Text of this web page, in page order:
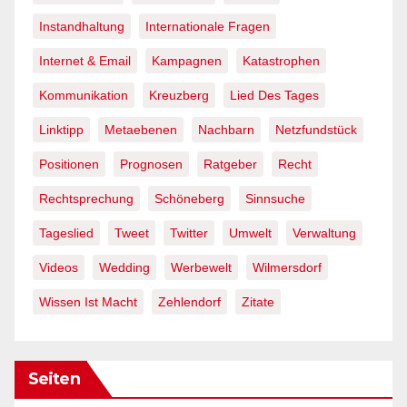
Instandhaltung Internationale Fragen
Internet & Email Kampagnen Katastrophen
Kommunikation Kreuzberg Lied Des Tages
Linktipp Metaebenen Nachbarn Netzfundstück
Positionen Prognosen Ratgeber Recht
Rechtsprechung Schöneberg Sinnsuche
Tageslied Tweet Twitter Umwelt Verwaltung
Videos Wedding Werbewelt Wilmersdorf
Wissen Ist Macht Zehlendorf Zitate
Seiten